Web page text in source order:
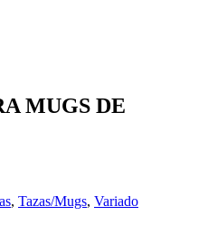
MUGS DE
, Tazas/Mugs, Variado